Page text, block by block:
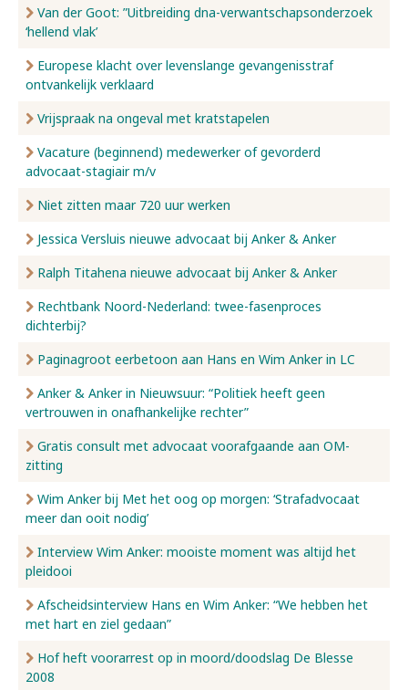
Van der Goot: ”Uitbreiding dna-verwantschapsonderzoek
‘hellend vlak’
Europese klacht over levenslange gevangenisstraf
ontvankelijk verklaard
Vrijspraak na ongeval met kratstapelen
Vacature (beginnend) medewerker of gevorderd
advocaat-stagiair m/v
Niet zitten maar 720 uur werken
Jessica Versluis nieuwe advocaat bij Anker & Anker
Ralph Titahena nieuwe advocaat bij Anker & Anker
Rechtbank Noord-Nederland: twee-fasenproces
dichterbij?
Paginagroot eerbetoon aan Hans en Wim Anker in LC
Anker & Anker in Nieuwsuur: “Politiek heeft geen
vertrouwen in onafhankelijke rechter”
Gratis consult met advocaat voorafgaande aan OM-
zitting
Wim Anker bij Met het oog op morgen: ‘Strafadvocaat
meer dan ooit nodig’
Interview Wim Anker: mooiste moment was altijd het
pleidooi
Afscheidsinterview Hans en Wim Anker: “We hebben het
met hart en ziel gedaan”
Hof heft voorarrest op in moord/doodslag De Blesse
2008